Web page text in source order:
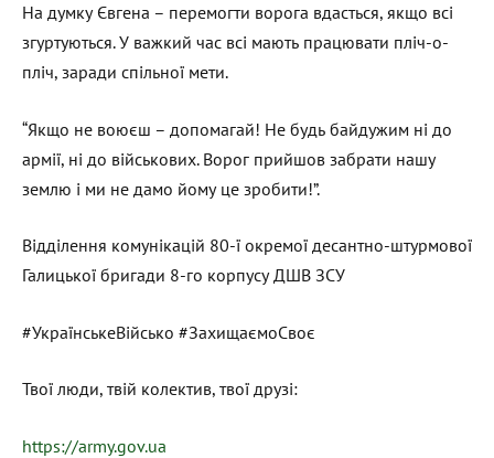
На думку Євгена – перемогти ворога вдасться, якщо всі
згуртуються. У важкий час всі мають працювати пліч-о-
пліч, заради спільної мети.
“Якщо не воюєш – допомагай! Не будь байдужим ні до
армії, ні до військових. Ворог прийшов забрати нашу
землю і ми не дамо йому це зробити!”.
Відділення комунікацій 80-ї окремої десантно-штурмової
Галицької бригади 8-го корпусу ДШВ ЗСУ
#УкраїнськеВійсько #ЗахищаємоСвоє
Твої люди, твій колектив, твої друзі:
https://army.gov.ua